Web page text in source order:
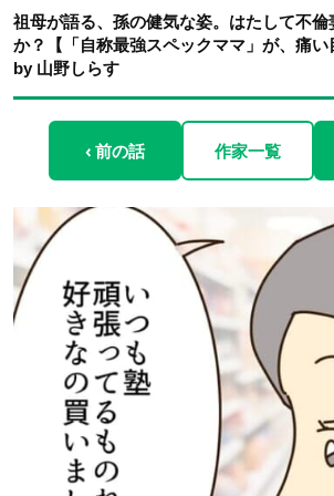
祖母が語る、孫の健気な姿。はたして不
か？【「自称最強スペックママ」が、痛い
by 山野しらす
‹ 前の話 作家一覧